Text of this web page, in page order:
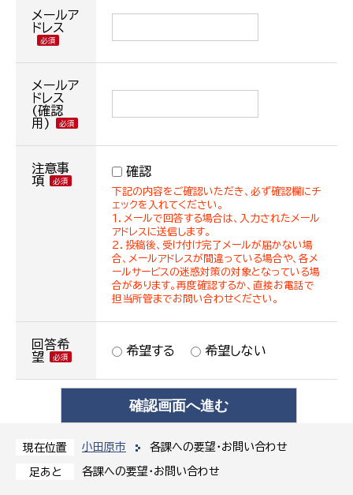
現在位置 小田原市 各課への要望・お問い合わせ
足あと 各課への要望・お問い合わせ
メールア
ドレス
メールア
ドレス
(確認
用)
注意事
項
確認
下記の内容をご確認いただき、必ず確認欄にチ
ェックを入れてください。
１．メールで回答する場合は、入力されたメール
アドレスに送信します。
２．投稿後、受け付け完了メールが届かない場
合、メールアドレスが間違っている場合や、各メ
ールサービスの迷惑対策の対象となっている場
合があります。再度確認するか、直接お電話で
担当所管までお問い合わせください。
回答希
望
希望する 希望しない